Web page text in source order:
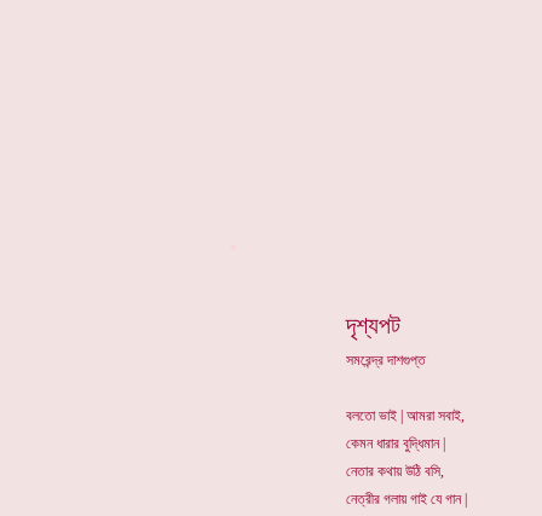
দৃশ্যপট
সমরেন্দ্র দাশগুপ্ত
বলতো ভাই | আমরা সবাই,
কেমন ধারার বুদ্ধিমান |
নেতার কথায় উঠি বসি,
নেত্রীর গলায় গাই যে গান |